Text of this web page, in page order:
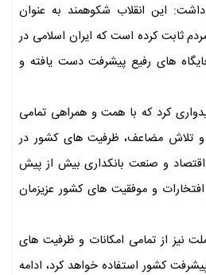
داشت: این انقلاب شکوهمند به عنوان
ثابت کرده است که ایران اسلامی در
های رفیع پیشرفت دست یافته و
کرد که با همت و همراهی تمامی
و تلاش مضاعف، ظرفیت های کشور در
و صنعت بانکداری بیش از پیش
و موفقیت های کشور عزیزمان
نیز از تمامی امکانات و ظرفیت های
کشور استفاده خواهد کرد، ادامه